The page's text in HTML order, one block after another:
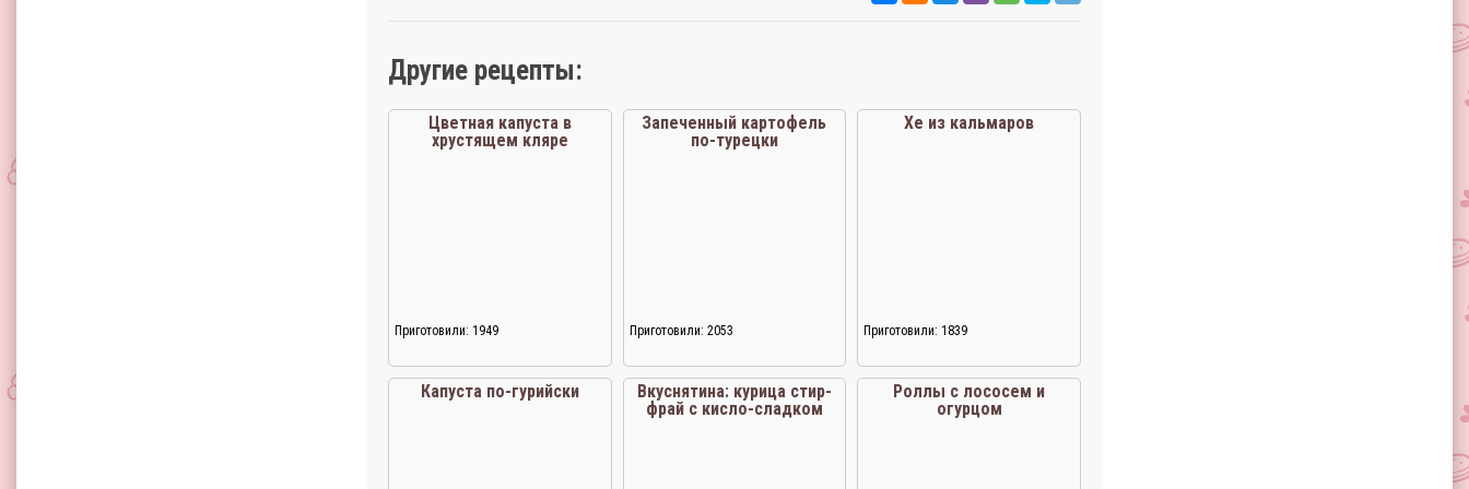
Другие рецепты:
Цветная капуста в
хрустящем кляре
Приготовили: 1949
Запеченный картофель
по-турецки
Приготовили: 2053
Хе из кальмаров
Приготовили: 1839
Капуста по-гурийски
Вкуснятина: курица стир-
фрай с кисло-сладком
Роллы с лососем и
огурцом